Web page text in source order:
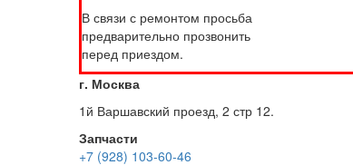
В связи с ремонтом просьба
предварительно прозвонить
перед приездом.
г. Москва
1й Варшавский проезд, 2 стр 12.
Запчасти
+7 (928) 103-60-46